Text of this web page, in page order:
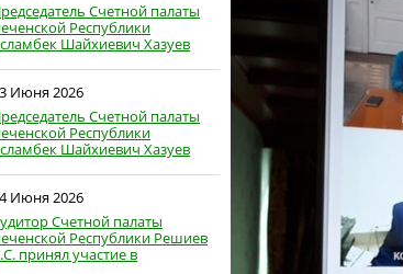
Счетной палаты
Республики
Шайхиевич Хазуев
Июня 2026
Счетной палаты
Республики
Шайхиевич Хазуев
Июня 2026
Счетной палаты
Республики Решиев
принял участие в